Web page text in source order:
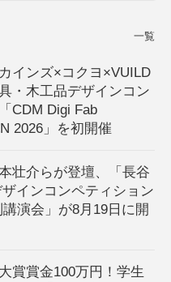
一覧
インズ×コクヨ×VUILD
・木工品デザインコン
CDM Digi Fab
2026」を初開催
壮介らが登壇、「長谷
インコンペティション
演会」が8月19日に開
賞賞金100万円！学生